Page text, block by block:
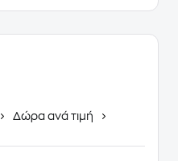
Δώρα ανά τιμή